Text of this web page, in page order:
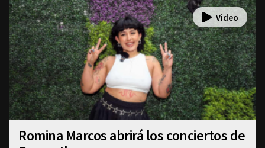
Romina Marcos abrirá los conciertos de